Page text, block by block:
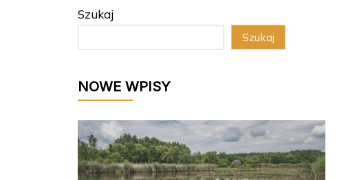
Szukaj
Szukaj
NOWE WPISY